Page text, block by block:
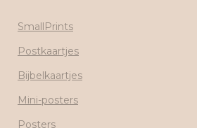
SmallPrints
Postkaartjes
Bijbelkaartjes
Mini-posters
Posters